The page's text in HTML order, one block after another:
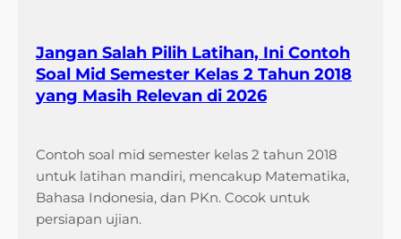
Jangan Salah Pilih Latihan, Ini Contoh
Soal Mid Semester Kelas 2 Tahun 2018
yang Masih Relevan di 2026
Contoh soal mid semester kelas 2 tahun 2018
untuk latihan mandiri, mencakup Matematika,
Bahasa Indonesia, dan PKn. Cocok untuk
persiapan ujian.